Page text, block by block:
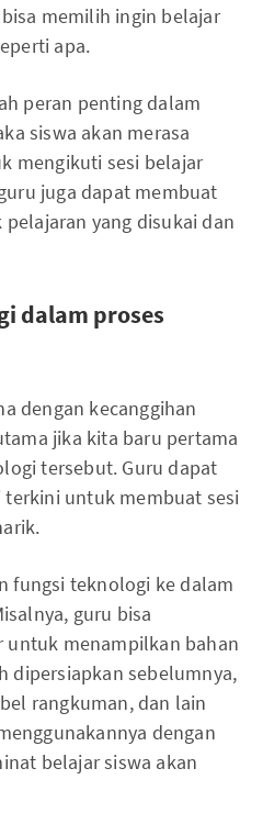
memilih ingin belajar
apa.
peran penting dalam
siswa akan merasa
mengikuti sesi belajar
juga dapat membuat
yang disukai dan
dalam proses
dengan kecanggihan
jika kita baru pertama
tersebut. Guru dapat
untuk membuat sesi
fungsi teknologi ke dalam
guru bisa
untuk menampilkan bahan
dipersiapkan sebelumnya,
rangkuman, dan lain
dengan
belajar siswa akan